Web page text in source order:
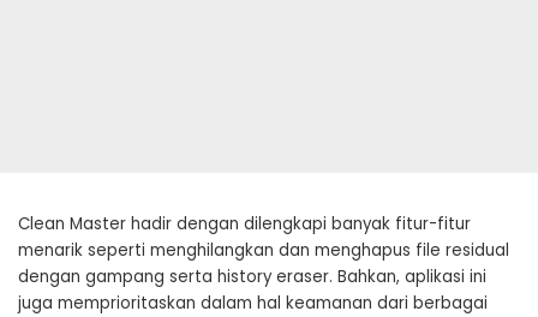
Clean Master hadir dengan dilengkapi banyak fitur-fitur
menarik seperti menghilangkan dan menghapus file residual
dengan gampang serta history eraser. Bahkan, aplikasi ini
juga memprioritaskan dalam hal keamanan dari berbagai